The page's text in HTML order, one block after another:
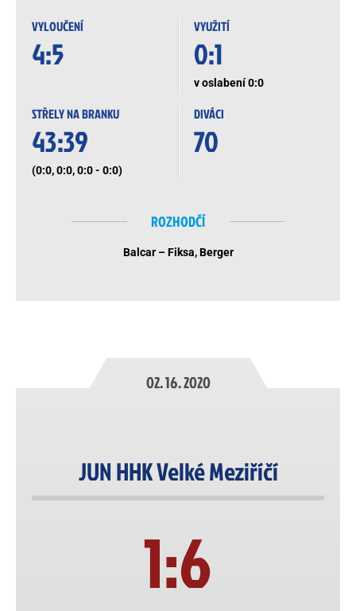
VYLOUČENÍ
4:5
VYUŽITÍ
0:1
v oslabení 0:0
STŘELY NA BRANKU
43:39
(0:0, 0:0, 0:0 - 0:0)
DIVÁCI
70
ROZHODČÍ
Balcar – Fiksa, Berger
02. 16. 2020
JUN HHK Velké Meziříčí
1:6